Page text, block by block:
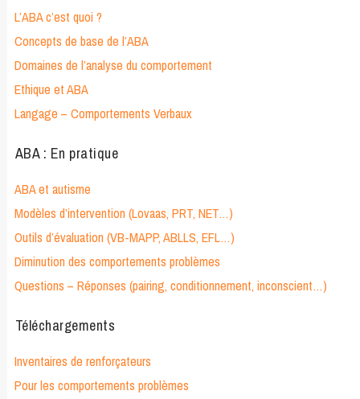
L’ABA c’est quoi ?
Concepts de base de l’ABA
Domaines de l’analyse du comportement
Ethique et ABA
Langage – Comportements Verbaux
ABA : En pratique
ABA et autisme
Modèles d’intervention (Lovaas, PRT, NET…)
Outils d’évaluation (VB-MAPP, ABLLS, EFL…)
Diminution des comportements problèmes
Questions – Réponses (pairing, conditionnement, inconscient…)
Téléchargements
Inventaires de renforçateurs
Pour les comportements problèmes